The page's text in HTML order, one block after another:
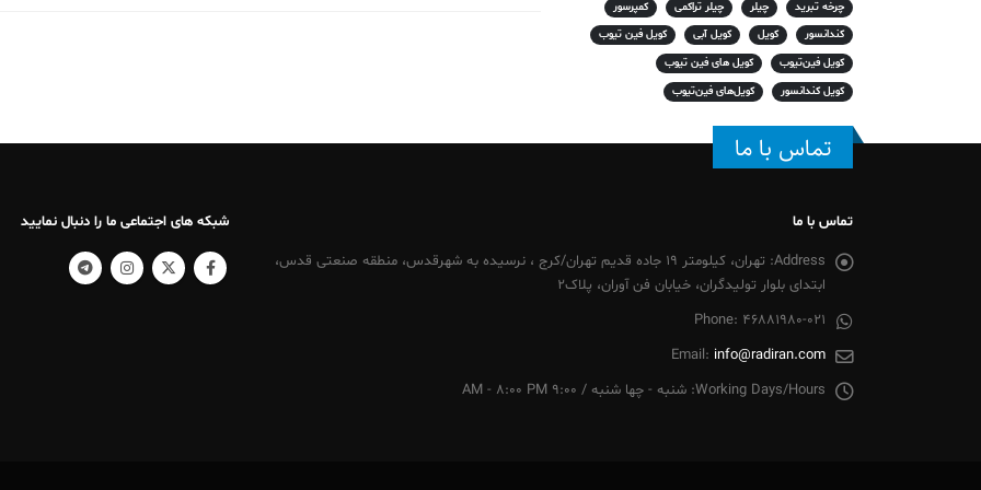
چرخه تبرید
چیلر چیلر تراکمی
کمپرسور
کندانسور
کویل کویل آبی
کویل فین تیوب
کویل فین‌تیوب
کویل های فین تیوب
کویل کندانسور
کویل‌های فین‌تیوب
تماس با ما
تماس با ما
Address:
تهران، کیلومتر 19 جاده قدیم تهران/کرج ، نرسیده به شهرقدس، منطقه صنعتی قدس،
ابتدای بلوار تولیدگران، خیابان فن آوران، پلاک2
Phone: 46881980-021
Email: info@radiran.com
Working Days/Hours: شنبه - چها شنبه / 9:00 AM - 8:00 PM
شبکه های اجتماعی ما را دنبال نمایید